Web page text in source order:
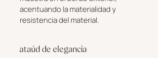
acentuando la materialidad y
resistencia del material.
ataúd de elegancia